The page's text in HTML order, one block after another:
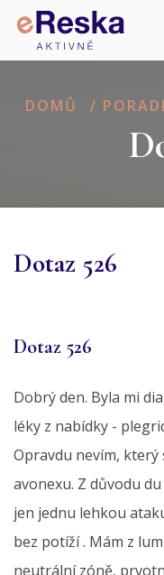
DOMŮ /
Dotaz 526
Dotaz 526
Dobrý den. Byla mi
léky z nabídky -
Opravdu nevím,
avonexu. Z důvodu
jen jednu lehkou
bez potíží . Mám z
neutrální zóně,